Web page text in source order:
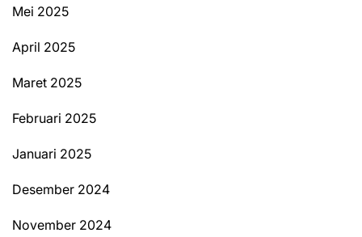
Mei 2025
April 2025
Maret 2025
Februari 2025
Januari 2025
Desember 2024
November 2024